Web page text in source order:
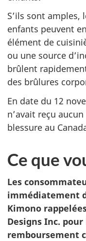
S’ils sont
enfants peuvent
élément de
ou une source
brûlent
des brûlures
En date du 12
n’avait reçu
blessure au
Ce que
Les
immédiatement
Kimono
Designs Inc.
remboursement